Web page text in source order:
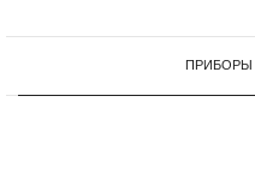
ПРИБОРЫ